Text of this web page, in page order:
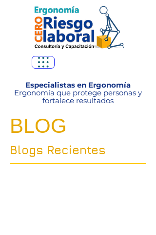
Especialistas en Ergonomía
Ergonomía que protege personas y
fortalece resultados
BLOG
Blogs Recientes